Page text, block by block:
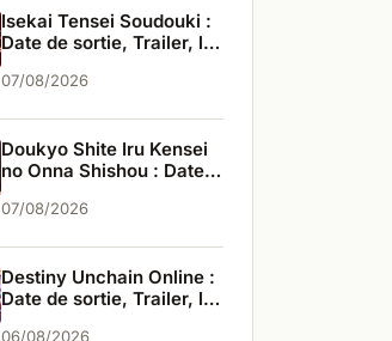
Isekai Tensei Soudouki :
Date de sortie, Trailer, les
07/08/2026
Doukyo Shite Iru Kensei
no Onna Shishou : Date
infos
07/08/2026
Destiny Unchain Online :
Date de sortie, Trailer, les
06/08/2026